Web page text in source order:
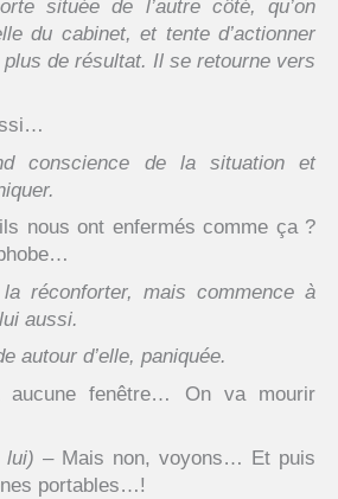
située de l’autre côté, qu’on
du cabinet, et tente d’actionner
de résultat. Il se retourne vers
conscience de la situation et
nous ont enfermés comme ça ?
réconforter, mais commence à
aussi.
autour d’elle, paniquée.
fenêtre… On va mourir
lui) – Mais non, voyons… Et puis
portables…!